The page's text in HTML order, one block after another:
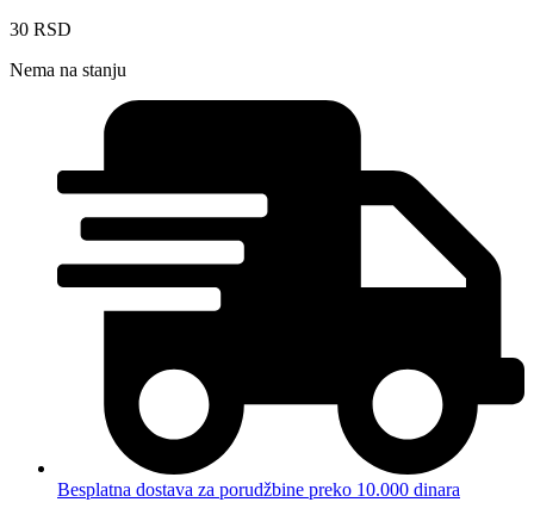
30 RSD
Nema na stanju
Besplatna dostava za porudžbine preko 10.000 dinara